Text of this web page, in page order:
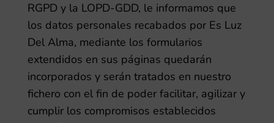
RGPD y la LOPD-GDD, le informamos que
los datos personales recabados por Es Luz
Del Alma, mediante los formularios
extendidos en sus páginas quedarán
incorporados y serán tratados en nuestro
fichero con el fin de poder facilitar, agilizar y
cumplir los compromisos establecidos